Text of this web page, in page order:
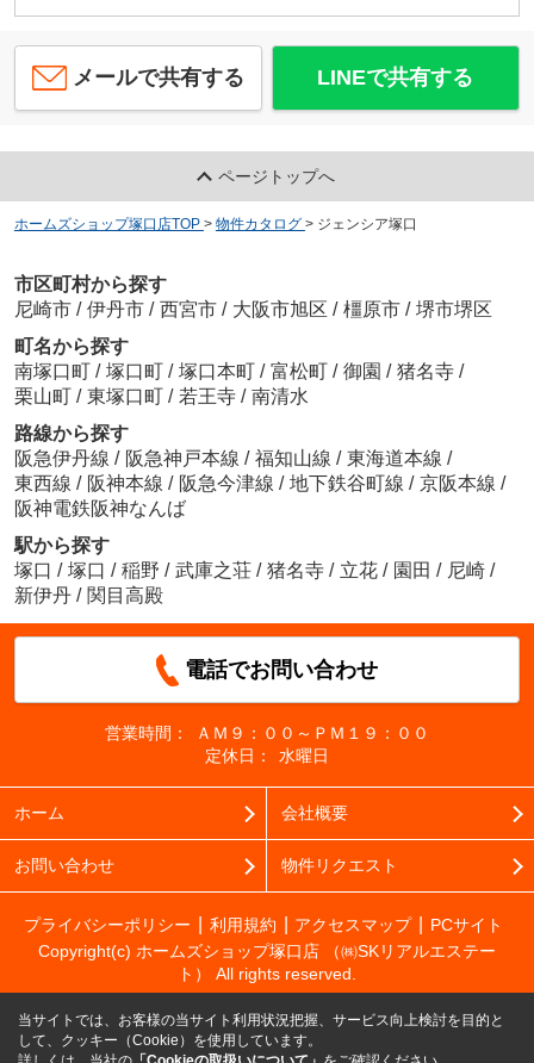
メールで共有する LINEで共有する
ページトップへ
ホームズショップ塚口店TOP > 物件カタログ > ジェンシア塚口
市区町村から探す
尼崎市 / 伊丹市 / 西宮市 / 大阪市旭区 / 橿原市 / 堺市堺区
町名から探す
南塚口町 / 塚口町 / 塚口本町 / 富松町 / 御園 / 猪名寺 /
栗山町 / 東塚口町 / 若王寺 / 南清水
路線から探す
阪急伊丹線 / 阪急神戸本線 / 福知山線 / 東海道本線 /
東西線 / 阪神本線 / 阪急今津線 / 地下鉄谷町線 / 京阪本線 /
阪神電鉄阪神なんば
駅から探す
塚口 / 塚口 / 稲野 / 武庫之荘 / 猪名寺 / 立花 / 園田 / 尼崎 /
新伊丹 / 関目高殿
電話でお問い合わせ
営業時間：
ＡＭ９：００～ＰＭ１９：００
定休日：
水曜日
ホーム 会社概要
お問い合わせ 物件リクエスト
プライバシーポリシー 利用規約 アクセスマップ
PCサイト
Copyright(c) ホームズショップ塚口店 （㈱SKリアルエステー
ト） All rights reserved.
当サイトでは、お客様の当サイト利用状況把握、サービス向上検討を目的と
して、クッキー（Cookie）を使用しています。